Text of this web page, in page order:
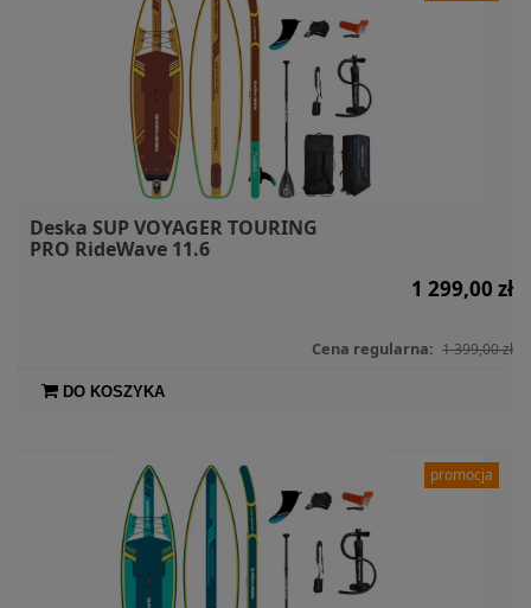
Deska SUP VOYAGER TOURING
PRO RideWave 11.6
1 299,00 zł
Cena regularna: 1 399,00 zł
DO KOSZYKA
promocja